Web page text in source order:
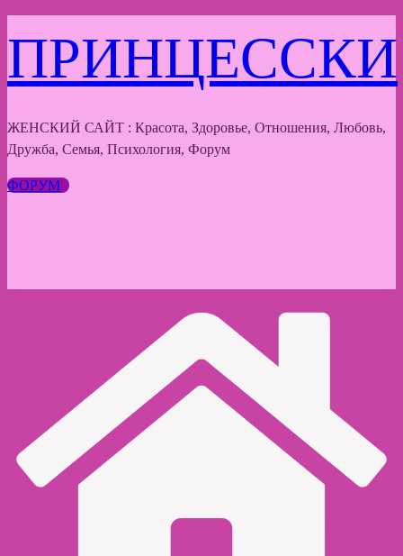
к
содержимому
ПРИНЦЕССКИ
ЖЕНСКИЙ САЙТ : Красота, Здоровье, Отношения, Любовь,
Дружба, Семья, Психология, Форум
ФОРУМ